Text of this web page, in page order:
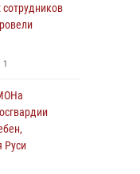
1
Руси